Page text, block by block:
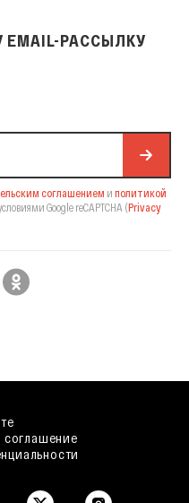
РАССЫЛКУ
соглашением и политикой
Google reCAPTCHA (Privacy
соглашение